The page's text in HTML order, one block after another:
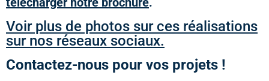
Voir plus de photos sur ces réalisations
sur nos réseaux sociaux.
Contactez-nous pour vos projets !